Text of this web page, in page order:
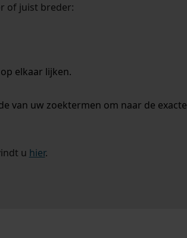
of juist breder:
elkaar lijken.
van uw zoektermen om naar de exacte
u hier.